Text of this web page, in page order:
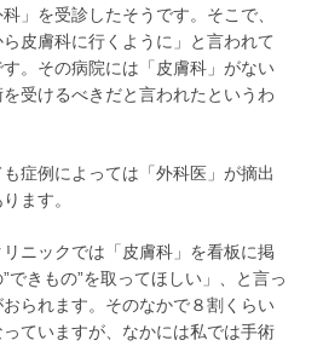
」を受診したそうです。そこで、
ら皮膚科に行くように」と言われて
。その病院には「皮膚科」がない
受けるべきだと言われたというわ
症例によっては「外科医」が摘出
ます。
ニックでは「皮膚科」を看板に掲
できもの”を取ってほしい」、と言っ
られます。そのなかで８割くらい
ていますが、なかには私では手術